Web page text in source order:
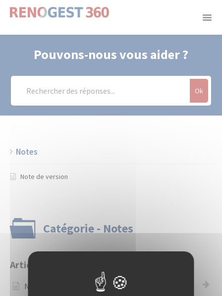
Pouvons-nous vous aider ?
Ok
Notes
Note de version
Catégorie - Notes
Articles
Note de version
Panneau de gestion des cookies